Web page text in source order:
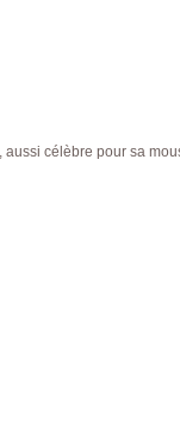
célèbre pour sa